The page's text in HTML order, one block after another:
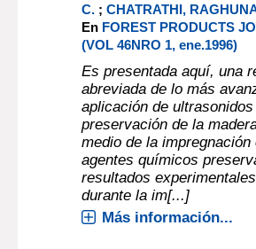
C. ;CHATRATHI,
En FOREST PRODUCTS
(VOL 46NRO 1, ene.1996)
Es presentada aquí, una
abreviada de lo más
aplicación de
preservación de la
medio de la impregnación
agentes químicos
resultados
durante la im[...]
Más información...